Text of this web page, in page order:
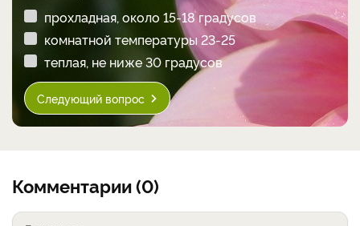
прохладная, около 15-18 градусов
комнатной температуры 23-25
теплая, не ниже 30 градусов
Следующий вопрос
Комментарии (0)